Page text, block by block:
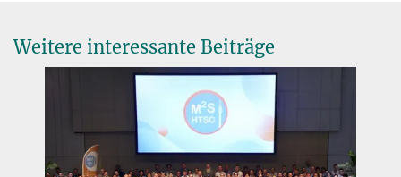
Weitere interessante Beiträge